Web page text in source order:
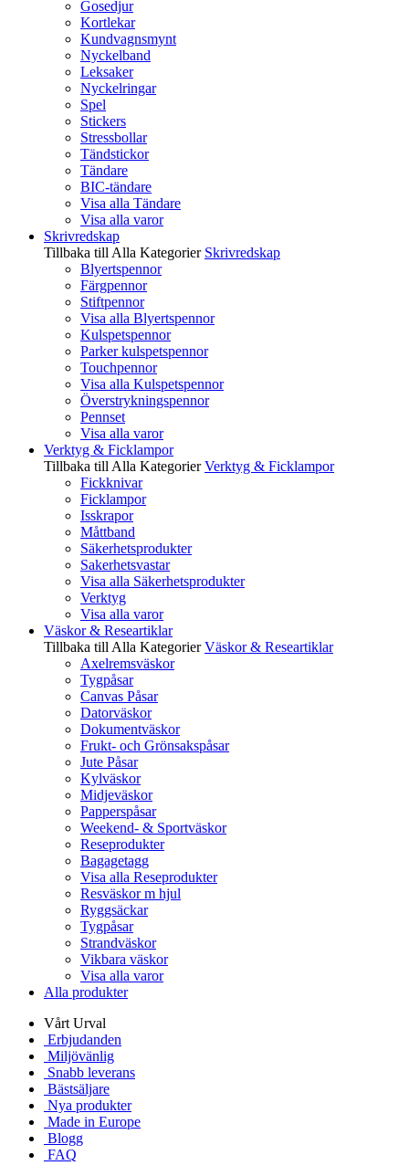
Gosedjur
Kortlekar
Kundvagnsmynt
Nyckelband
Leksaker
Nyckelringar
Spel
Stickers
Stressbollar
Tändstickor
Tändare
BIC-tändare
Visa alla Tändare
Visa alla varor
Skrivredskap
Tillbaka till Alla Kategorier Skrivredskap
Blyertspennor
Färgpennor
Stiftpennor
Visa alla Blyertspennor
Kulspetspennor
Parker kulspetspennor
Touchpennor
Visa alla Kulspetspennor
Överstrykningspennor
Pennset
Visa alla varor
Verktyg & Ficklampor
Tillbaka till Alla Kategorier Verktyg & Ficklampor
Fickknivar
Ficklampor
Isskrapor
Måttband
Säkerhetsprodukter
Sakerhetsvastar
Visa alla Säkerhetsprodukter
Verktyg
Visa alla varor
Väskor & Researtiklar
Tillbaka till Alla Kategorier Väskor & Researtiklar
Axelremsväskor
Tygpåsar
Canvas Påsar
Datorväskor
Dokumentväskor
Frukt- och Grönsakspåsar
Jute Påsar
Kylväskor
Midjeväskor
Papperspåsar
Weekend- & Sportväskor
Reseprodukter
Bagagetagg
Visa alla Reseprodukter
Resväskor m hjul
Ryggsäckar
Tygpåsar
Strandväskor
Vikbara väskor
Visa alla varor
Alla produkter
Vårt Urval
Erbjudanden
Miljövänlig
Snabb leverans
Bästsäljare
Nya produkter
Made in Europe
Blogg
FAQ